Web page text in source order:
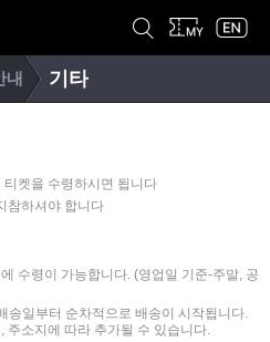
내 기타
켓을 수령하시면 됩니다
참하셔야 합니다
수령이 가능합니다. (영업일 기준-주말, 공
송일부터 순차적으로 배송이 시작됩니다.
주소지에 따라 추가될 수 있습니다.